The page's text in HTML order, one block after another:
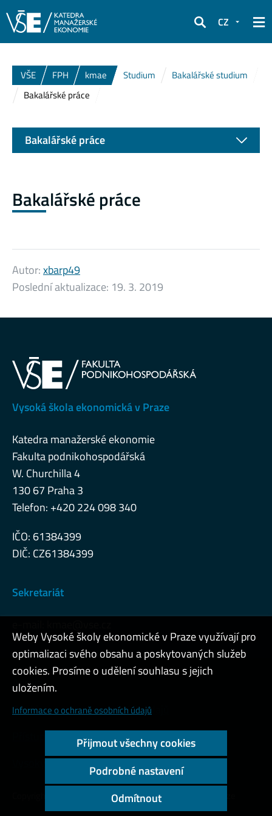
Hledat
CZ
VŠE FPH kmae Studium
Bakalářské studium
Bakalářské práce
Bakalářské práce
Autor:xbarp49
Poslední aktualizace: 19. 3. 2019
Bakalářské práce
Vysoká škola ekonomická v Praze
Katedra manažerské ekonomie
Fakulta podnikohospodářská
W. Churchilla 4
130 67 Praha 3
Telefon: +420 224 098 340
IČO: 61384399
DIČ: CZ61384399
Sekretariát
Admin
Cookies a ochrana osobních údajů
Přístupnost webu
Vysoký kontrast
Copyright © 2000 - 2026 Vysoká škola ekonomická v Praze
Weby Vysoké školy ekonomické v Praze využívají pro
optimalizaci svého obsahu a poskytovaných služeb
cookies. Prosíme o udělení souhlasu s jejich
uložením.
Informace o ochraně osobních údajů
Přijmout všechny cookies
Podrobné nastavení
Odmítnout